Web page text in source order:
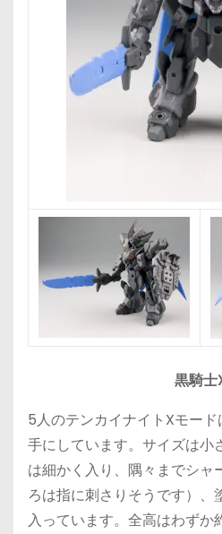
黒騎士
5人のテンカイナイトXモー
手にしています。サイズは小
は細かく入り、隅々までシャ
ろは指に刺さりそうです）、
入っています。全高はわずか